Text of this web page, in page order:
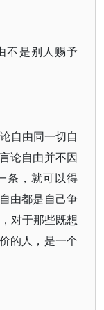
不是别人赐予
自由同一切自
论自由并不因
条，就可以得
由都是自己争
对于那些既想
的人，是一个